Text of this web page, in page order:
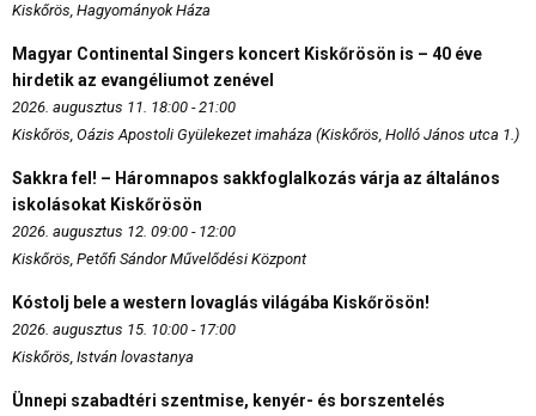
Kiskőrös, Hagyományok Háza
Magyar Continental Singers koncert Kiskőrösön is – 40 éve
hirdetik az evangéliumot zenével
2026. augusztus 11. 18:00 - 21:00
Kiskőrös, Oázis Apostoli Gyülekezet imaháza (Kiskőrös, Holló János utca 1.)
Sakkra fel! – Háromnapos sakkfoglalkozás várja az általános
iskolásokat Kiskőrösön
2026. augusztus 12. 09:00 - 12:00
Kiskőrös, Petőfi Sándor Művelődési Központ
Kóstolj bele a western lovaglás világába Kiskőrösön!
2026. augusztus 15. 10:00 - 17:00
Kiskőrös, István lovastanya
Ünnepi szabadtéri szentmise, kenyér- és borszentelés